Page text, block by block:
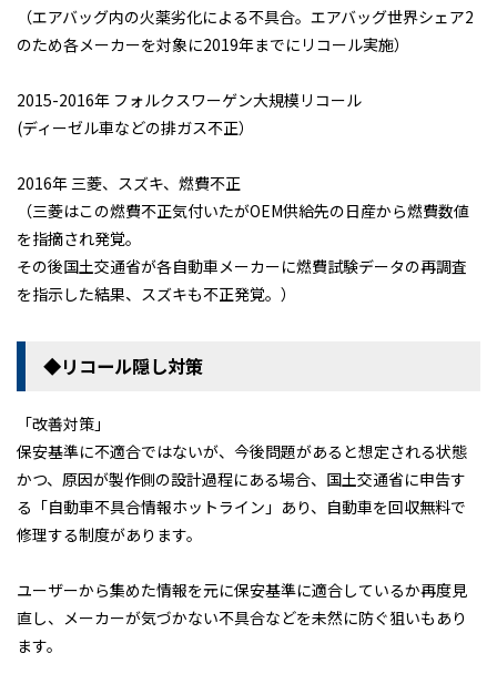
コラム「クルマのミニ知識」
お客様レビュー
ブログ
お知らせ
新入庫情報
キャンペーン
アクセス
プライバシーポリシー
特定商取引に基づく表示
サイトマップ
キャンペーン情報 クルマのミニ知識 お問合せ・お見積り
〒160-0023 東京都新宿区西新宿5-17-4
（エアバッグ内の火薬劣化による不具合。エアバッグ世界シェア2
のため各メーカーを対象に2019年までにリコール実施）
2015-2016年 フォルクスワーゲン大規模リコール
(ディーゼル車などの排ガス不正）
2016年 三菱、スズキ、燃費不正
（三菱はこの燃費不正気付いたがOEM供給先の日産から燃費数値
を指摘され発覚。
その後国土交通省が各自動車メーカーに燃費試験データの再調査
を指示した結果、スズキも不正発覚。）
◆リコール隠し対策
「改善対策」
保安基準に不適合ではないが、今後問題があると想定される状態
かつ、原因が製作側の設計過程にある場合、国土交通省に申告す
る「自動車不具合情報ホットライン」あり、自動車を回収無料で
修理する制度があります。
ユーザーから集めた情報を元に保安基準に適合しているか再度見
直し、メーカーが気づかない不具合などを未然に防ぐ狙いもあり
ます。